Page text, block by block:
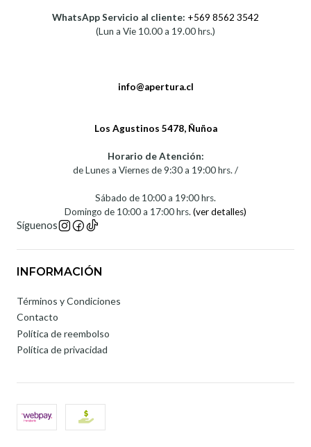
WhatsApp Servicio al cliente: +569 8562 3542
(Lun a Vie 10.00 a 19.00 hrs.)
info@apertura.cl
Los Agustinos 5478, Ñuñoa
Horario de Atención:
de Lunes a Viernes de 9:30 a 19:00 hrs. /
Sábado de 10:00 a 19:00 hrs.
Domingo de 10:00 a 17:00 hrs. (ver detalles)
Síguenos
INFORMACIÓN
Términos y Condiciones
Contacto
Política de reembolso
Política de privacidad